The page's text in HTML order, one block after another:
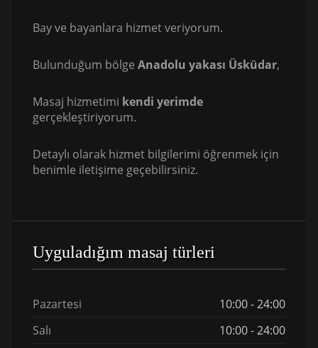
Bay ve bayanlara hizmet veriyorum.
Bulunduğum bölge Anadolu yakası Üsküdar,
Masaj hizmetimi kendi yerimde
gerçekleştiriyorum.
Detaylı olarak hizmet bilgilerimi öğrenmek için
benimle iletişime geçebilirsiniz.
Uyguladığım masaj türleri
Pazartesi
10:00 - 24:00
Salı
10:00 - 24:00